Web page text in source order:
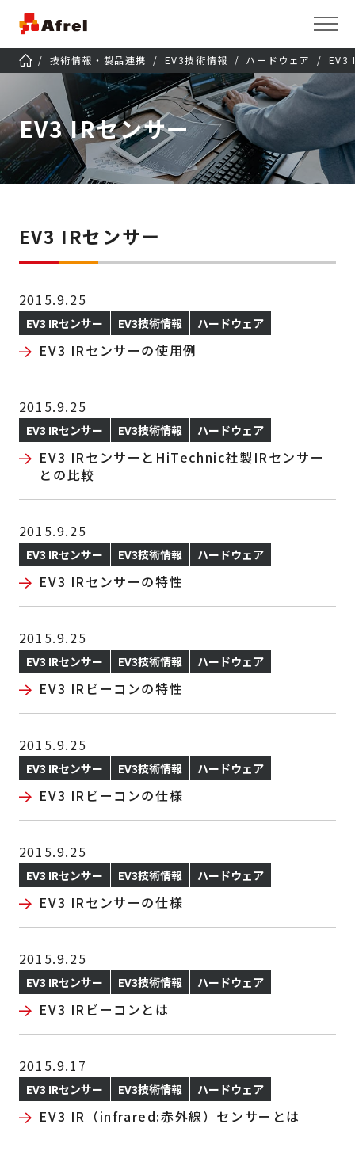
技術情報・製品連携 EV3技術情報 ハードウェア EV3
EV3 IRセンサー
EV3 IRセンサー
2015.9.25
EV3 IRセンサー EV3技術情報 ハードウェア
EV3 IRセンサーの使用例
2015.9.25
EV3 IRセンサー EV3技術情報 ハードウェア
EV3 IRセンサーとHiTechnic社製IRセンサー
との比較
2015.9.25
EV3 IRセンサー EV3技術情報 ハードウェア
EV3 IRセンサーの特性
2015.9.25
EV3 IRセンサー EV3技術情報 ハードウェア
EV3 IRビーコンの特性
2015.9.25
EV3 IRセンサー EV3技術情報 ハードウェア
EV3 IRビーコンの仕様
2015.9.25
EV3 IRセンサー EV3技術情報 ハードウェア
EV3 IRセンサーの仕様
2015.9.25
EV3 IRセンサー EV3技術情報 ハードウェア
EV3 IRビーコンとは
2015.9.17
EV3 IRセンサー EV3技術情報 ハードウェア
EV3 IR（infrared:赤外線）センサーとは